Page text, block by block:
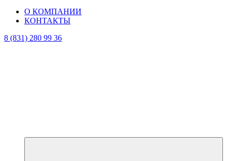
О КОМПАНИИ
КОНТАКТЫ
8 (831) 280 99 36